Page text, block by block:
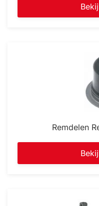
Remdelen